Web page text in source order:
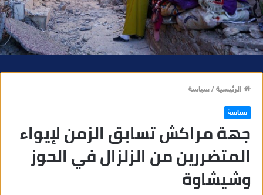
الرئيسية/سياسة
سياسة
جهة مراكش تسابق الزمن لإيواء
المتضررين من الزلزال في الحوز
وشيشاوة